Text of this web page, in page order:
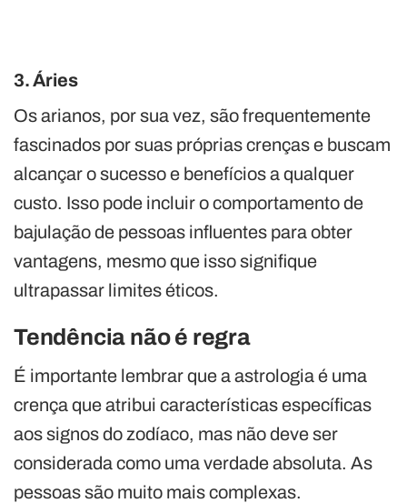
3. Áries
Os arianos, por sua vez, são frequentemente
fascinados por suas próprias crenças e buscam
alcançar o sucesso e benefícios a qualquer
custo. Isso pode incluir o comportamento de
bajulação de pessoas influentes para obter
vantagens, mesmo que isso signifique
ultrapassar limites éticos.
Tendência não é regra
É importante lembrar que a astrologia é uma
crença que atribui características específicas
aos signos do zodíaco, mas não deve ser
considerada como uma verdade absoluta. As
pessoas são muito mais complexas.